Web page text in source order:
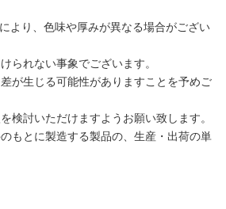
より、色味や厚みが異なる場合がござい
られない事象でございます。
が生じる可能性がありますことを予めご
検討いただけますようお願い致します。
のもとに製造する製品の、生産・出荷の単